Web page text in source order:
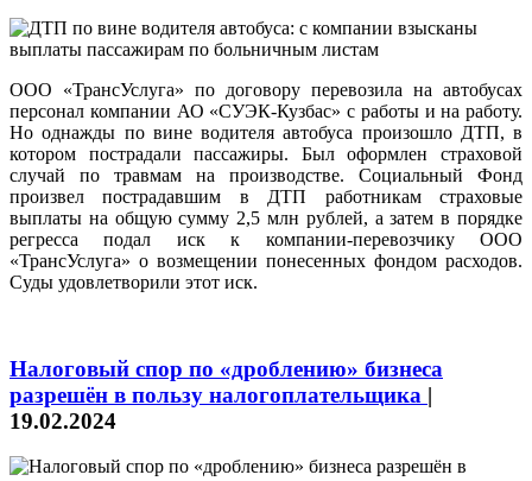
ООО «ТрансУслуга» по договору перевозила на автобусах
персонал компании АО «СУЭК-Кузбас» с работы и на работу.
Но однажды по вине водителя автобуса произошло ДТП, в
котором пострадали пассажиры. Был оформлен страховой
случай по травмам на производстве. Социальный Фонд
произвел пострадавшим в ДТП работникам страховые
выплаты на общую сумму 2,5 млн рублей, а затем в порядке
регресса подал иск к компании-перевозчику ООО
«ТрансУслуга» о возмещении понесенных фондом расходов.
Суды удовлетворили этот иск.
Налоговый спор по «дроблению» бизнеса
разрешён в пользу налогоплательщика |
19.02.2024